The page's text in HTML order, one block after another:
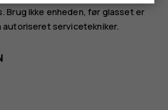
Brug ikke enheden, før glasset er
servicetekniker.